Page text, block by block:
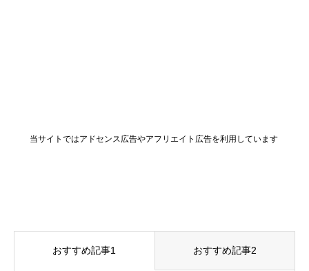
当サイトではアドセンス広告やアフリエイト広告を利用しています
おすすめ記事1 おすすめ記事2